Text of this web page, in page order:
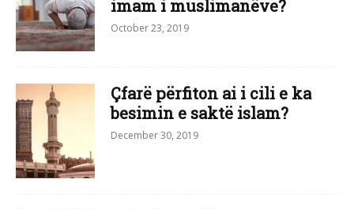
imam i muslimanëve?
October 23, 2019
Çfarë përfiton ai i cili e ka
besimin e saktë islam?
December 30, 2019